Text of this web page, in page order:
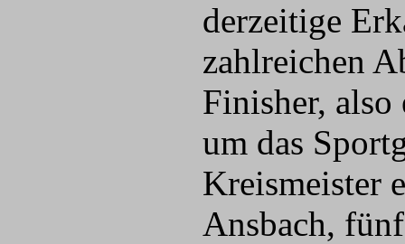
derzeitige
zahlreichen
Finisher,
um das
Kreismeister
Ansbach,